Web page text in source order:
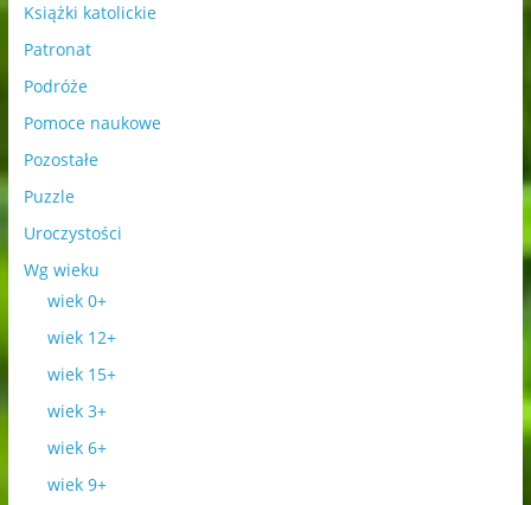
Książki katolickie
Patronat
Podróże
Pomoce naukowe
Pozostałe
Puzzle
Uroczystości
Wg wieku
wiek 0+
wiek 12+
wiek 15+
wiek 3+
wiek 6+
wiek 9+